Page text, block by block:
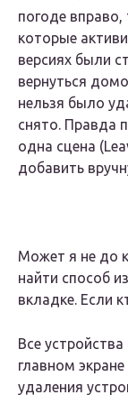
погоде
которые
версиях были
вернуться
нельзя было
снято. Правда
одна сцена
добавить
Может я не до
найти способ
вкладке. Если
Все
главном
удаления